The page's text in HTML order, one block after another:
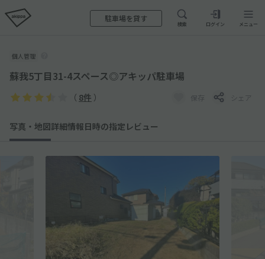
駐車場を貸す
検索 ログイン メニュー
個人管理
蘇我5丁目31-4スペース◎アキッパ駐車場
（ 8件 ） 保存 シェア
写真・地図詳細情報日時の指定 レビュー